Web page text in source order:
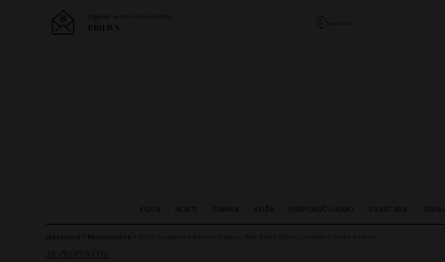
Prijavite se na naš newsletter
PRIJAVA
KOSA NOKTI ŠMINKA KOŽA PREPORUČUJEMO SVAŠTARA
Lepotica.rs > Ne propustite >
NE PROPUSTITE